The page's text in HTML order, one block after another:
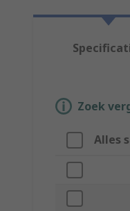
Zoek
Alles